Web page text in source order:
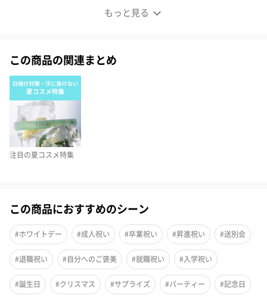
もっと見る
リップコンフォートオイル
唇が、みずみずしく咲く。
たっぷりのトリートメント成分が唇を優しく包みこむ。
べたつかないさらっとしたオイルが心地よく、長時間保湿。唇を
ふっくらと演出(*1)します。
*1 メイクアップ効果による
How to use
・唇の中央から全体にひろげるようにつけます。
唇がほんのり色づき、ツヤが出ます。リップケア効果を感じてい
ただけます。
・ほとんど透明な仕上がりなのでナイトケアにも最適です。翌
朝、柔らかくて、より美しく、ふっくらとした唇を感じていただ
この商品の関連まとめ
注目の夏コスメ特集
この商品におすすめのシーン
#ホワイトデー #成人祝い #卒業祝い #昇進祝い #送別会
#退職祝い #自分へのご褒美 #就職祝い #入学祝い
#誕生日 #クリスマス #サプライズ #パーティー #記念日